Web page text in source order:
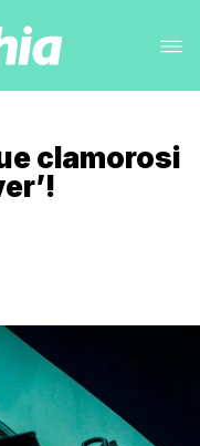
clamorosi